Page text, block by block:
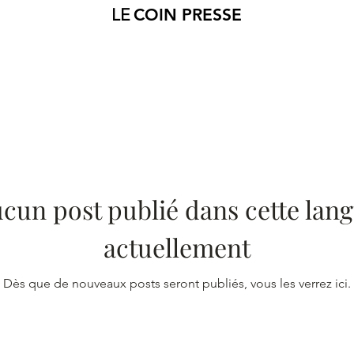
LECOIN PRESSE
post publié dans cette
actuellement
Dès que de nouveaux posts seront publiés, vous les verrez ici.